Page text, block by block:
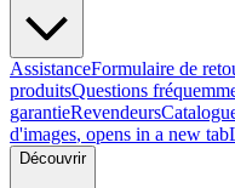
AssistanceFormulaire de
produitsQuestions
garantieRevendeurs
d'images, opens in a new tab
Découvrir